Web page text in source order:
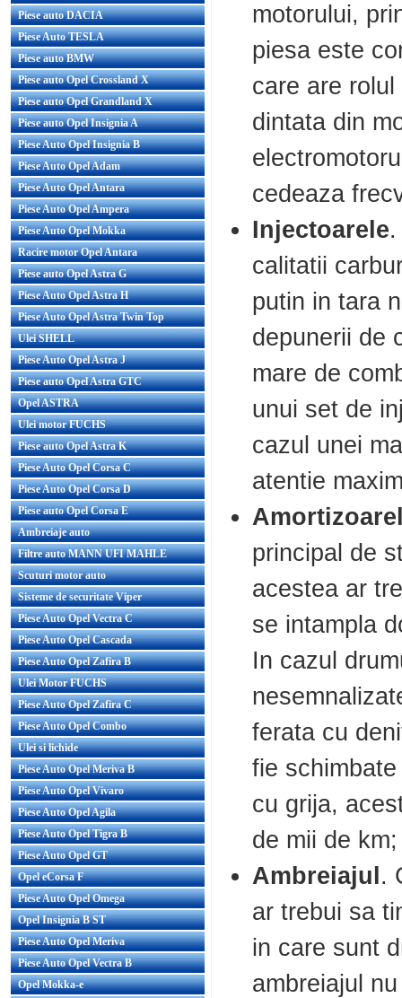
Piese auto DACIA
Piese Auto TESLA
Piese auto BMW
Piese auto Opel Crossland X
Piese auto Opel Grandland X
Piese auto Opel Insignia A
Piese Auto Opel Insignia B
Piese Auto Opel Adam
Piese Auto Opel Antara
Piese Auto Opel Ampera
Piese Auto Opel Mokka
Racire motor Opel Antara
Piese auto Opel Astra G
Piese Auto Opel Astra H
Piese Auto Opel Astra Twin Top
Ulei SHELL
Piese Auto Opel Astra J
Piese auto Opel Astra GTC
Opel ASTRA
Ulei motor FUCHS
Piese auto Opel Astra K
Piese Auto Opel Corsa C
Piese Auto Opel Corsa D
Piese auto Opel Corsa E
Ambreiaje auto
Filtre auto MANN UFI MAHLE
Scuturi motor auto
Sisteme de securitate Viper
Piese Auto Opel Vectra C
Piese Auto Opel Cascada
Piese Auto Opel Zafira B
Ulei Motor FUCHS
Piese Auto Opel Zafira C
Piese Auto Opel Combo
Ulei si lichide
Piese Auto Opel Meriva B
Piese Auto Opel Vivaro
Piese Auto Opel Agila
Piese Auto Opel Tigra B
Piese Auto Opel GT
Opel eCorsa F
Piese Auto Opel Omega
Opel Insignia B ST
Piese Auto Opel Meriva
Piese Auto Opel Vectra B
Opel Mokka-e
motorului,
piesa este
care are
dintata din
cedeaza
Injectoarele
calitatii
putin in tara
depunerii de
mare de
unui set de
cazul unei
atentie
principal de
acestea ar
se intampla
In cazul
ferata cu
fie
cu grija,
de mii de km;
Ambreiajul .
ar trebui sa
in care sunt
ambreiajul